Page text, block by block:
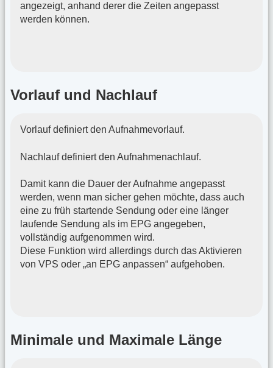
angezeigt, anhand derer die Zeiten angepasst
werden können.
Vorlauf und Nachlauf
Vorlauf definiert den Aufnahmevorlauf.
Nachlauf definiert den Aufnahmenachlauf.
Damit kann die Dauer der Aufnahme angepasst
werden, wenn man sicher gehen möchte, dass auch
eine zu früh startende Sendung oder eine länger
laufende Sendung als im EPG angegeben,
vollständig aufgenommen wird.
Diese Funktion wird allerdings durch das Aktivieren
von VPS oder „an EPG anpassen“ aufgehoben.
Minimale und Maximale Länge